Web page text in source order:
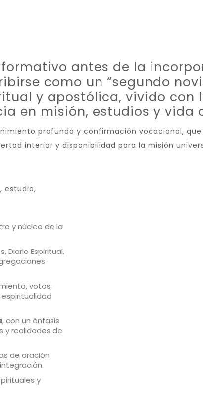
antes de la
como un “segundo
y apostólica, vivido con
en misión, estudios y vida
profundo y confirmación vocacional,
interior y disponibilidad para la misión
estudio,
y núcleo de la
Diario Espiritual,
votos,
, con un énfasis
y realidades de
de oración
y